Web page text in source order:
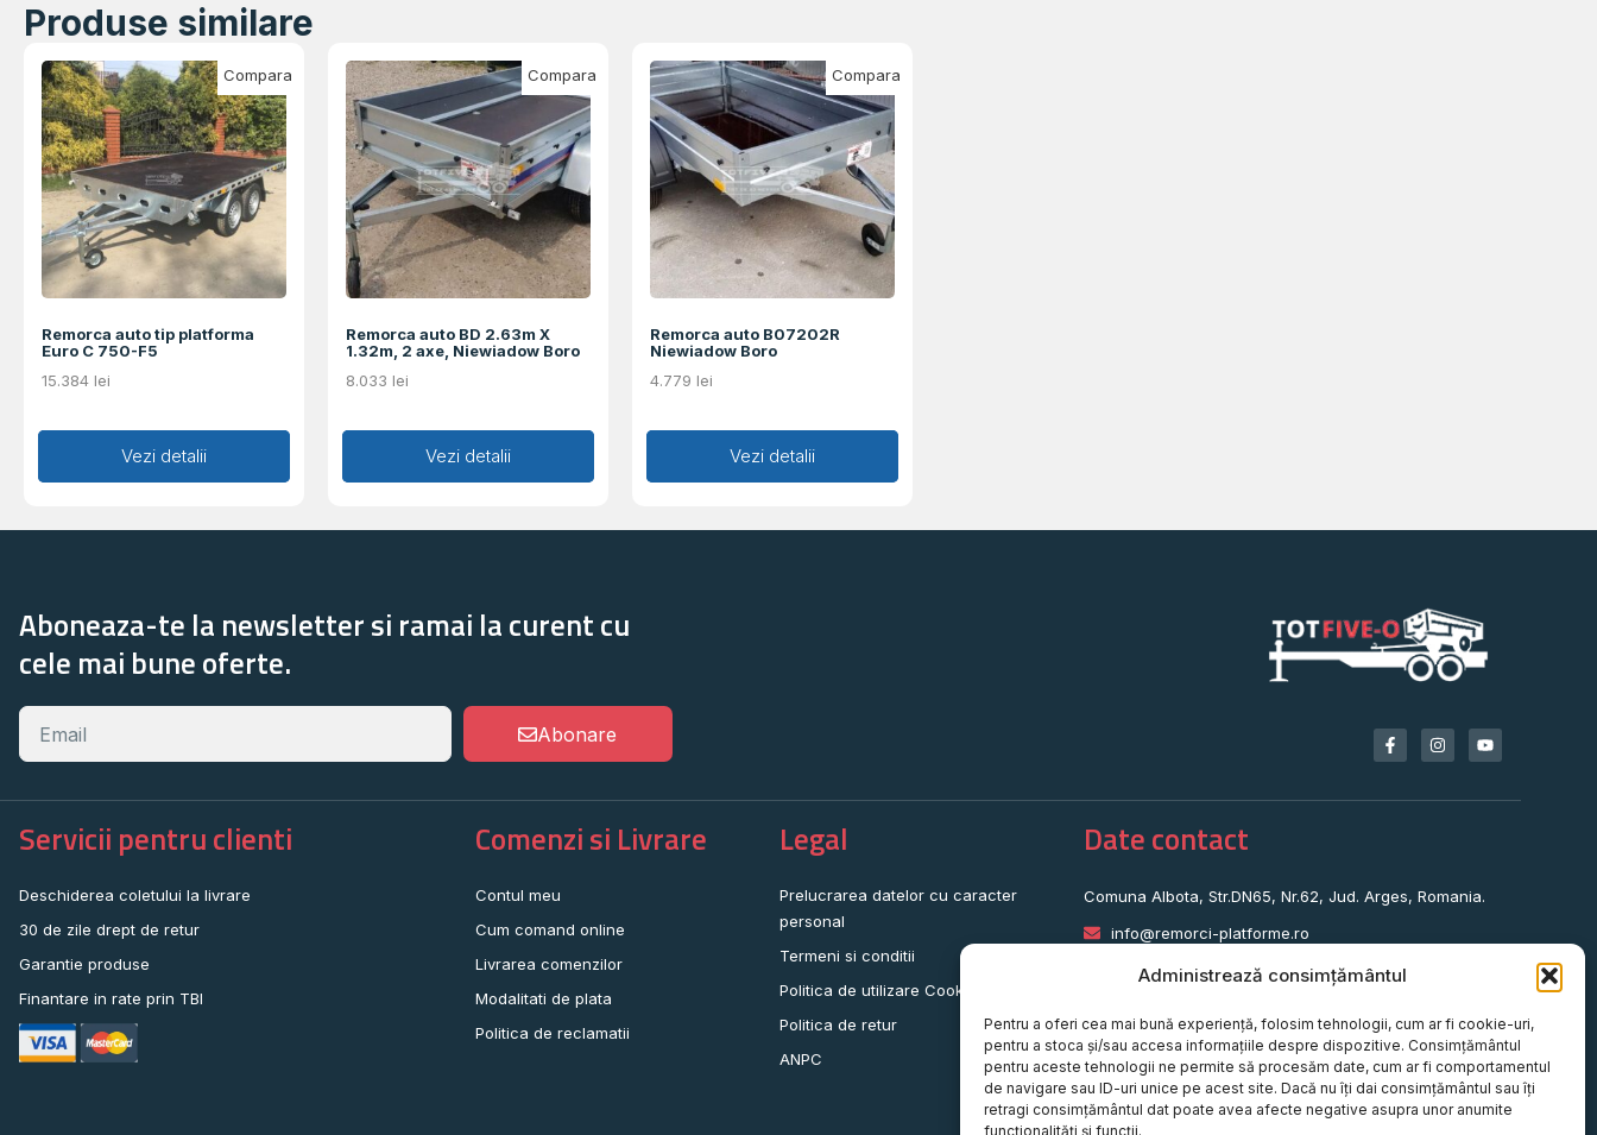
Administrează consimțământul
Pentru a oferi cea mai bună experiență, folosim tehnologii, cum ar fi cookie-uri,
pentru a stoca și/sau accesa informațiile despre dispozitive. Consimțământul
pentru aceste tehnologii ne permite să procesăm date, cum ar fi comportamentul
de navigare sau ID-uri unice pe acest site. Dacă nu îți dai consimțământul sau îți
retragi consimțământul dat poate avea afecte negative asupra unor anumite
funcționalități și funcții.
Produse similare
Remorca auto tip platforma
Euro C 750-F5
15.384 lei
Adaugă în coș
Vezi detalii
Compara
Remorca auto BD 2.63m X
1.32m, 2 axe, Niewiadow Boro
8.033 lei
Adaugă în coș
Vezi detalii
Compara
Remorca auto B07202R
Niewiadow Boro
4.779 lei
Adaugă în coș
Vezi detalii
Compara
Aboneaza-te la newsletter si ramai la curent cu
cele mai bune oferte.
Abonare
Servicii pentru clienti
Deschiderea coletului la livrare
30 de zile drept de retur
Garantie produse
Finantare in rate prin TBI
Comenzi si Livrare
Contul meu
Cum comand online
Livrarea comenzilor
Modalitati de plata
Politica de reclamatii
Legal
Prelucrarea datelor cu caracter
personal
Termeni si conditii
Politica de utilizare Cookie-uri
Politica de retur
ANPC
Date contact
Comuna Albota, Str.DN65, Nr.62, Jud. Arges, Romania.
info@remorci-platforme.ro
0786.720.706
0786.720.708
0786.720.709
0787.772.773